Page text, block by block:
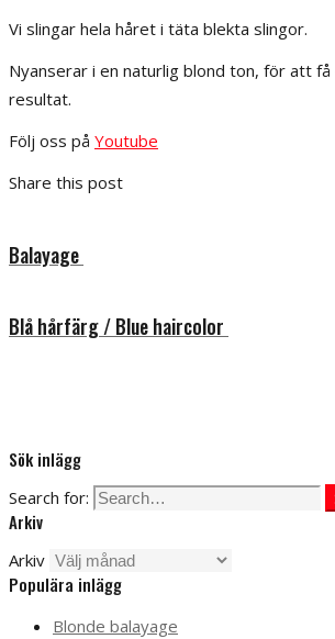
Vi slingar hela håret i täta blekta slingor.
Nyanserar i en naturlig blond ton, för att
resultat.
Följ oss på Youtube
Share this post
Balayage
Blå hårfärg / Blue haircolor
Sök inlägg
Search for:
Arkiv
Arkiv
Populära inlägg
Blonde balayage